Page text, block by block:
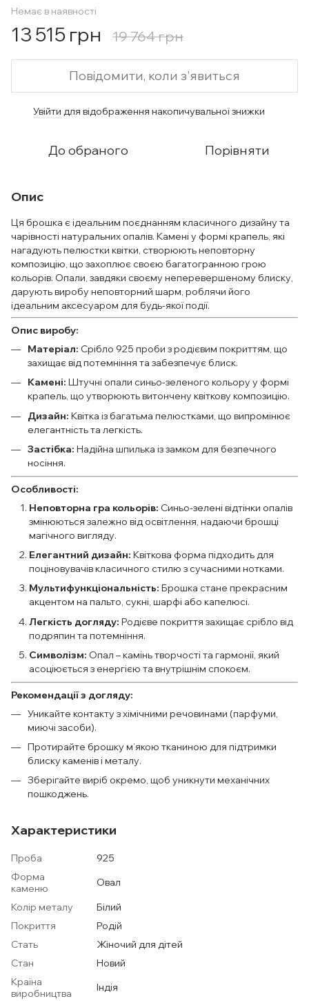
Немає в наявності
13 515 грн 19 764 грн
Повідомити, коли з'явиться
Увійти для відображення накопичувальної знижки
До обраного Порівняти
Опис
Ця брошка є ідеальним поєднанням класичного дизайну та
чарівності натуральних опалів. Камені у формі крапель, які
нагадують пелюстки квітки, створюють неповторну
композицію, що захоплює своєю багатогранною грою
кольорів. Опали, завдяки своєму неперевершеному блиску,
дарують виробу неповторний шарм, роблячи його
ідеальним аксесуаром для будь-якої події.
Опис виробу:
Матеріал: Срібло 925 проби з родієвим покриттям, що
захищає від потемніння та забезпечує блиск.
Камені: Штучні опали синьо-зеленого кольору у формі
крапель, що утворюють витончену квіткову композицію.
Дизайн: Квітка із багатьма пелюстками, що випромінює
елегантність та легкість.
Застібка: Надійна шпилька із замком для безпечного
носіння.
Особливості:
Неповторна гра кольорів: Синьо-зелені відтінки опалів
змінюються залежно від освітлення, надаючи брошці
магічного вигляду.
Елегантний дизайн: Квіткова форма підходить для
поціновувачів класичного стилю з сучасними нотками.
Мультифункціональність: Брошка стане прекрасним
акцентом на пальто, сукні, шарфі або капелюсі.
Легкість догляду: Родієве покриття захищає срібло від
подряпин та потемніння.
Символізм: Опал – камінь творчості та гармонії, який
асоціюється з енергією та внутрішнім спокоєм.
Рекомендації з догляду:
Уникайте контакту з хімічними речовинами (парфуми,
миючі засоби).
Протирайте брошку м’якою тканиною для підтримки
блиску каменів і металу.
Зберігайте виріб окремо, щоб уникнути механічних
пошкоджень.
Характеристики
Проба
925
Форма
каменю
Овал
Колір металу
Білий
Покриття
Родій
Стать
Жіночий для дітей
Стан
Новий
Країна
виробництва
Індія